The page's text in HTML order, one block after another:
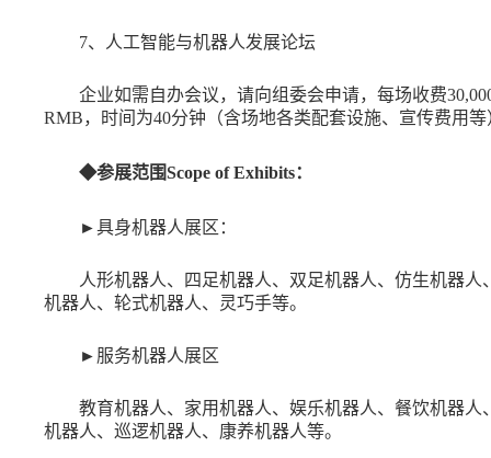
7、人工智能与机器人发展论坛
企业如需自办会议，请向组委会申请，每场收费
RMB，时间为40分钟（含场地各类配套设施、宣传费用等
◆参展范围Scope of Exhibits：
►具身机器人展区：
人形机器人、四足机器人、双足机器人、仿生机器人
机器人、轮式机器人、灵巧手等。
► 服务机器人展区
教育机器人、家用机器人、娱乐机器人、餐饮机器人
机器人、巡逻机器人、康养机器人等。